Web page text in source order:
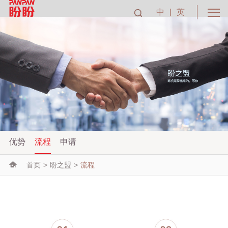
中 英
优势 流程 申请
首页 > 盼之盟 > 流程